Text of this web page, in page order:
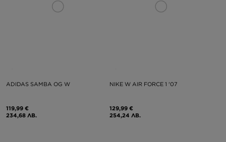
ADIDAS SAMBA OG W
119,99 €
234,68 ЛВ.
NIKE W AIR FORCE 1 '07
129,99 €
254,24 ЛВ.